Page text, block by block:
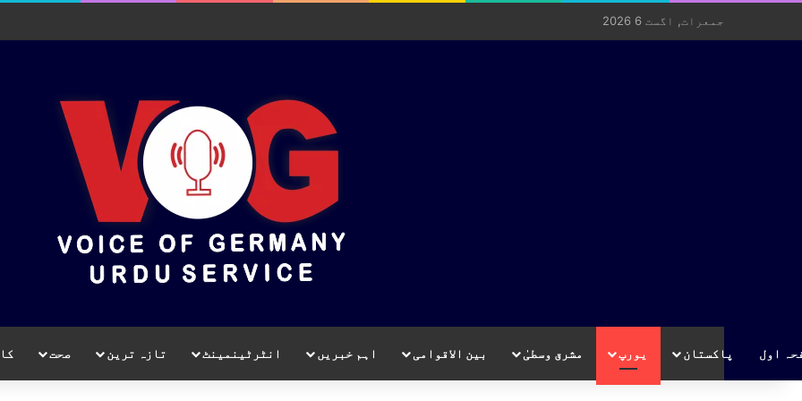
جمعرات, اگست 6 2026
اول پاکستان یورپ مشرق وسطیٰ بین الاقوامی اہم خبریں انٹرٹینمینٹ تازہ ترین صحت